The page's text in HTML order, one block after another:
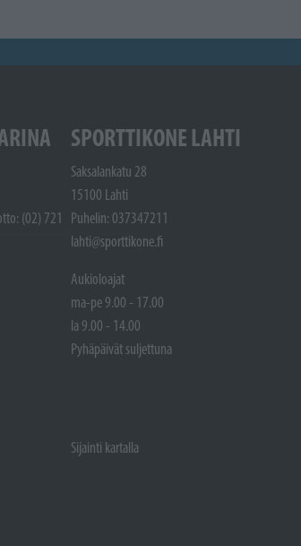
(02) 721
SPORTTIKONE LAHTI
Saksalankatu 28
15100 Lahti
Puhelin: 037347211
lahti@sporttikone.fi
Aukioloajat
ma-pe 9.00 - 17.00
la 9.00 - 14.00
Pyhäpäivät suljettuna
Sijainti kartalla